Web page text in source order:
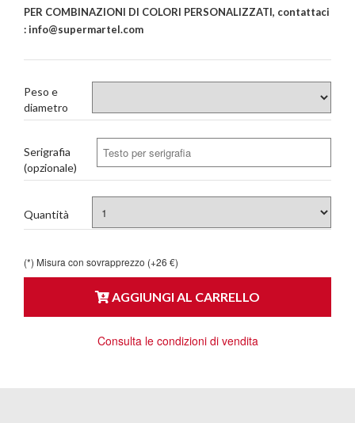
PER COMBINAZIONI DI COLORI PERSONALIZZATI, contattaci
: info@supermartel.com
Peso e
diametro
Serigrafia
(opzionale)
Quantità
(*) Misura con sovrapprezzo (+26 €)
AGGIUNGI AL CARRELLO
Consulta le condizioni di vendita